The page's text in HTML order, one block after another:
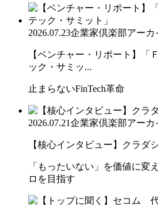
2026.07.23企業家倶楽部アーカ
【ベンチャー・リポート】「
ック・サミッ...
止まらないFinTech革命
2026.07.21企業家倶楽部アーカ
【核心インタビュー】クラ
「もったいない」を価値に変
ロを目指す